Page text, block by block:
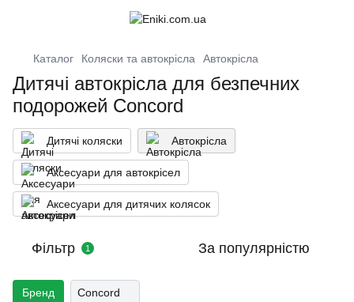
Каталог Коляски та автокрісла Автокрісла
Дитячі автокрісла для безпечних
подорожей Concord
Дитячі коляски Автокрісла
Аксесуари для автокрісел
Аксесуари для дитячих колясок
Фільтр 1 За популярністю
Бренд Concord